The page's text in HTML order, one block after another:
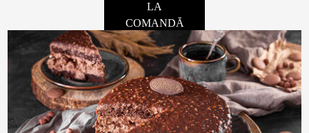
LA
COMANDĂ